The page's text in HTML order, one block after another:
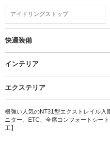
アイドリングストップ
快適装備
インテリア
エクステリア
根強い人気のNT31型エクストレイル入
ニター、ETC、全席コンフォートシー
工】